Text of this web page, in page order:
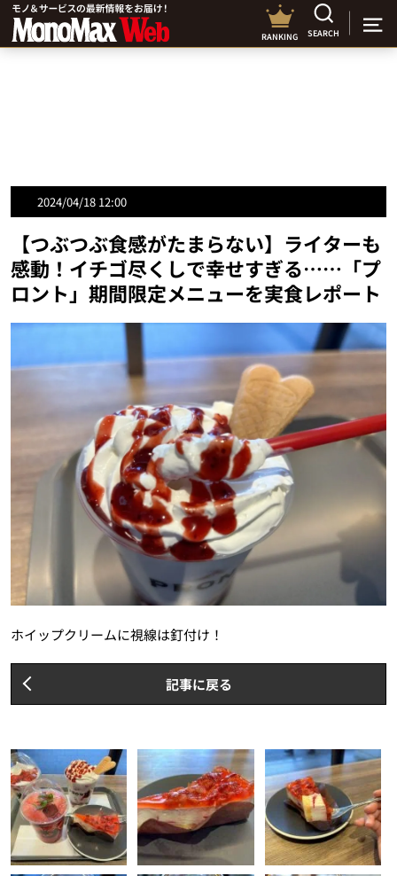
RANKING SEARCH
2024/04/18 12:00
【つぶつぶ食感がたまらない】ライターも
感動！イチゴ尽くしで幸せすぎる……「プ
ロント」期間限定メニューを実食レポート
ホイップクリームに視線は釘付け！
記事に戻る